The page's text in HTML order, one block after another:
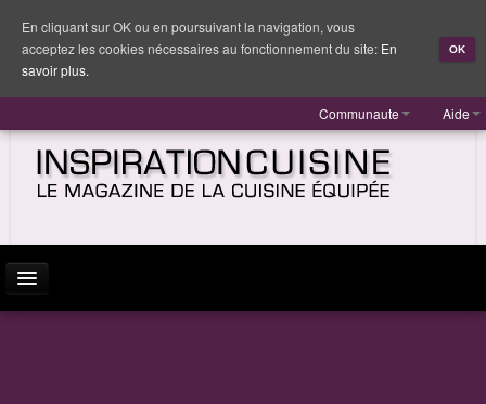
Communaute Aide
En cliquant sur OK ou en poursuivant la navigation, vous
acceptez les cookies nécessaires au fonctionnement du site: En
savoir plus.
OK